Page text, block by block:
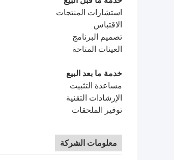
استشارات المنتجات
الاقتباس
تصميم البرنامج
العينات المتاحة
خدمة ما بعد البيع
مساعدة التثبيت
الإرشادات التقنية
توفير الملحقات
معلومات الشركة